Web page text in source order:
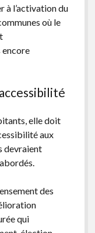
à l’activation du
où le
encore
elle doit
aux
devraient
des
qui